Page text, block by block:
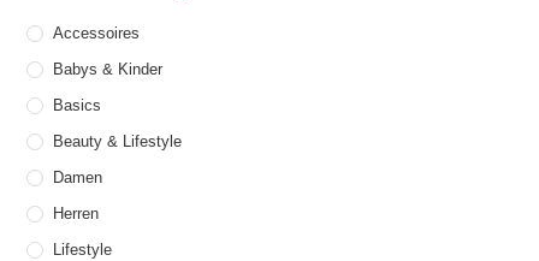
Accessoires
Babys & Kinder
Basics
Beauty & Lifestyle
Damen
Herren
Lifestyle